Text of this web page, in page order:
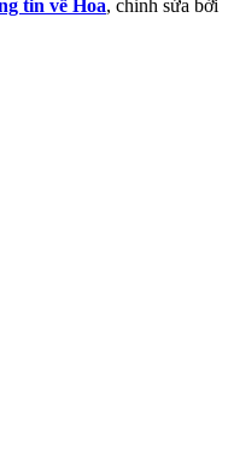
tin về Hoa, chỉnh sửa bởi